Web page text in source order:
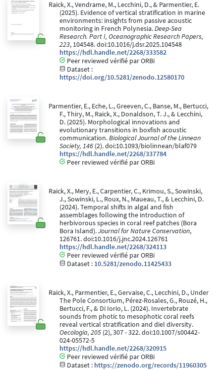
Raick, X., Vendrame, M., Lecchini, D., & Parmentier, E.
(2025). Evidence of vertical stratification in marine
environments: insights from passive acoustic
monitoring in French Polynesia.Deep-Sea
Research. Part I, Oceanographic Research Papers,
223, 104548. doi:10.1016/j.dsr.2025.104548
https://hdl.handle.net/2268/333582
Peer reviewed vérifié par ORBi
Dataset :
https://doi.org/10.5281/zenodo.12580170
Parmentier, E., Eche, L., Greeven, C., Banse, M., Bertucci,
F., Thiry, M., Raick, X., Donaldson, T. J., & Lecchini,
D. (2025). Morphological innovations and
evolutionary transitions in boxfish acoustic
communication.Biological Journal of the Linnean
Society, 146 (2). doi:10.1093/biolinnean/blaf079
https://hdl.handle.net/2268/337784
Peer reviewed vérifié par ORBi
Raick, X., Mery, E., Carpentier, C., Krimou, S., Sowinski,
J., Sowinski, L., Roux, N., Maueau, T., & Lecchini, D.
(2024). Temporal shifts in algal and fish
assemblages following the introduction of
herbivorous species in coral reef patches (Bora
Bora Island).Journal for Nature Conservation,
126761. doi:10.1016/j.jnc.2024.126761
https://hdl.handle.net/2268/324113
Peer reviewed vérifié par ORBi
Dataset : 10.5281/zenodo.11425433
Raick, X., Parmentier, E., Gervaise, C., Lecchini, D., Under
The Pole Consortium, Pérez-Rosales, G., Rouzé, H.,
Bertucci, F., & Di Iorio, L. (2024). Invertebrate
sounds from photic to mesophotic coral reefs
reveal vertical stratification and diel diversity.
Oecologia, 205 (2), 307 - 322. doi:10.1007/s00442-
024-05572-5
https://hdl.handle.net/2268/320915
Peer reviewed vérifié par ORBi
Dataset : https://zenodo.org/records/11960305